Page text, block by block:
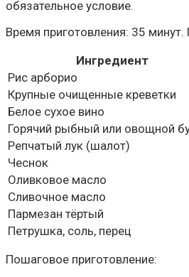
обязательное условие.
Время приготовления: 35 минут.
Ингредиент
Рис арборио
Крупные очищенные креветки
Белое сухое вино
Горячий рыбный или овощной
Репчатый лук (шалот)
Чеснок
Оливковое масло
Сливочное масло
Пармезан тёртый
Петрушка, соль, перец
Пошаговое приготовление: